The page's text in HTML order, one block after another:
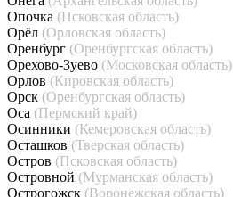
Опочка (Псковская область)
Орёл (Орловская область)
Оренбург (Оренбургская область)
Орехово-Зуево (Московская область)
Орлов (Кировская область)
Орск (Оренбургская область)
Оса (Пермский край)
Осинники (Кемеровская область)
Осташков (Тверская область)
Остров (Псковская область)
Островной (Мурманская область)
Острогожск (Воронежская область)